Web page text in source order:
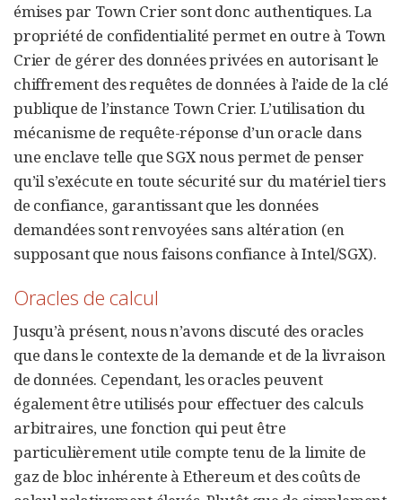
émises par Town Crier sont donc authentiques. La
propriété de confidentialité permet en outre à Town
Crier de gérer des données privées en autorisant le
chiffrement des requêtes de données à l’aide de la clé
publique de l’instance Town Crier. L’utilisation du
mécanisme de requête-réponse d’un oracle dans
une enclave telle que SGX nous permet de penser
qu’il s’exécute en toute sécurité sur du matériel tiers
de confiance, garantissant que les données
demandées sont renvoyées sans altération (en
supposant que nous faisons confiance à Intel/SGX).
Oracles de calcul
Jusqu’à présent, nous n’avons discuté des oracles
que dans le contexte de la demande et de la livraison
de données. Cependant, les oracles peuvent
également être utilisés pour effectuer des calculs
arbitraires, une fonction qui peut être
particulièrement utile compte tenu de la limite de
gaz de bloc inhérente à Ethereum et des coûts de